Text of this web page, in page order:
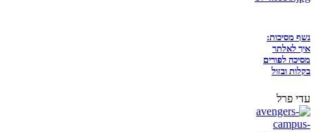
נשף מסיכות:
איך לאלתר
מסיכה לפורים
בקלות ובזול
עדי פרל